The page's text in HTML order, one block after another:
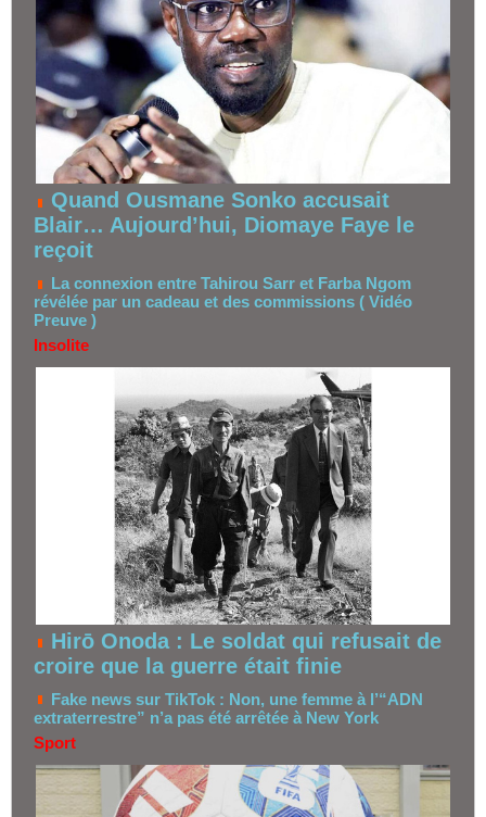
Quand Ousmane Sonko accusait
Blair… Aujourd’hui, Diomaye Faye le
reçoit
La connexion entre Tahirou Sarr et Farba Ngom
révélée par un cadeau et des commissions ( Vidéo
Preuve )
Insolite
Hirō Onoda : Le soldat qui refusait de
croire que la guerre était finie
Fake news sur TikTok : Non, une femme à l’“ADN
extraterrestre” n’a pas été arrêtée à New York
Sport